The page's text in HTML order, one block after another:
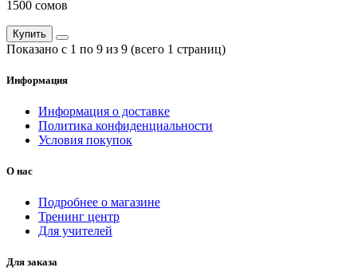
1500 сомов
Купить
Показано с 1 по 9 из 9 (всего 1 страниц)
Информация
Информация о доставке
Политика конфиденциальности
Условия покупок
О нас
Подробнее о магазине
Тренинг центр
Для учителей
Для заказа